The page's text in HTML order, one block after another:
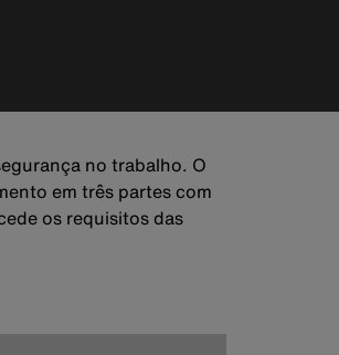
no trabalho. O
em três partes com
os requisitos das